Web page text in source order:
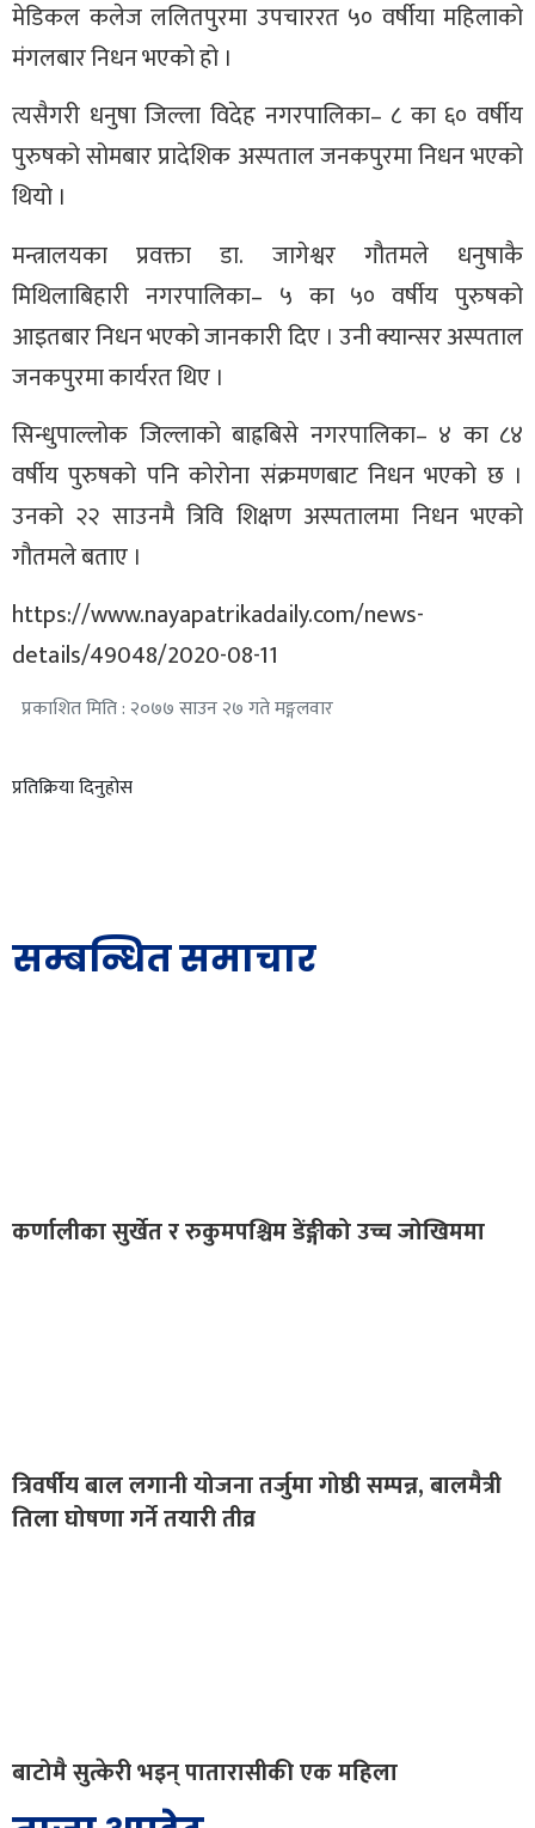
मेडिकल कलेज ललितपुरमा उपचाररत ५० वर्षीया महिलाको
मंगलबार निधन भएको हो ।
त्यसैगरी धनुषा जिल्ला विदेह नगरपालिका– ८ का ६० वर्षीय
पुरुषको सोमबार प्रादेशिक अस्पताल जनकपुरमा निधन भएको
थियो ।
मन्त्रालयका प्रवक्ता डा. जागेश्वर गौतमले धनुषाकै
मिथिलाबिहारी नगरपालिका– ५ का ५० वर्षीय पुरुषको
आइतबार निधन भएको जानकारी दिए । उनी क्यान्सर अस्पताल
जनकपुरमा कार्यरत थिए ।
सिन्धुपाल्लोक जिल्लाको बाह्रबिसे नगरपालिका– ४ का ८४
वर्षीय पुरुषको पनि कोरोना संक्रमणबाट निधन भएको छ ।
उनको २२ साउनमै त्रिवि शिक्षण अस्पतालमा निधन भएको
गौतमले बताए ।
https://www.nayapatrikadaily.com/news-
details/49048/2020-08-11
प्रकाशित मिति : २०७७ साउन २७ गते मङ्गलवार
प्रतिक्रिया दिनुहोस
सम्बन्धित समाचार
कर्णालीका सुर्खेत र रुकुमपश्चिम डेंङ्गीको उच्च जोखिममा
त्रिवर्षीय बाल लगानी योजना तर्जुमा गोष्ठी सम्पन्न, बालमैत्री
तिला घोषणा गर्ने तयारी तीव्र
बाटोमै सुत्केरी भइन् पातारासीकी एक महिला